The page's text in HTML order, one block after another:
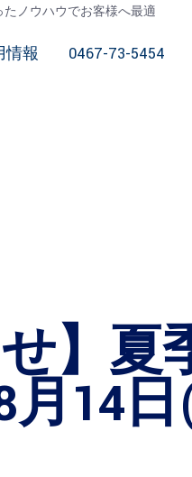
ノウハウでお客様へ最適
情報 0467-73-5454
せ】
月14